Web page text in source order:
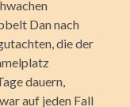
Dan nach
die der
dauern,
auf jeden Fall